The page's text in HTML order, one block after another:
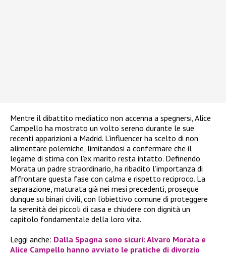
Mentre il dibattito mediatico non accenna a spegnersi, Alice
Campello ha mostrato un volto sereno durante le sue
recenti apparizioni a Madrid. L’influencer ha scelto di non
alimentare polemiche, limitandosi a confermare che il
legame di stima con l’ex marito resta intatto. Definendo
Morata un padre straordinario, ha ribadito l’importanza di
affrontare questa fase con calma e rispetto reciproco. La
separazione, maturata già nei mesi precedenti, prosegue
dunque su binari civili, con l’obiettivo comune di proteggere
la serenità dei piccoli di casa e chiudere con dignità un
capitolo fondamentale della loro vita.
Leggi anche: Dalla Spagna sono sicuri: Alvaro Morata e
Alice Campello hanno avviato le pratiche di divorzio